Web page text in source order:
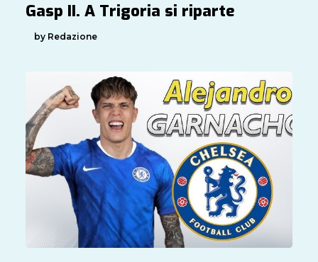
Gasp II. A Trigoria si riparte
by Redazione